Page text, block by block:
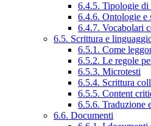
6.4.5. Tipologie di
6.4.6. Ontologie e
6.4.7. Vocabolari
6.5. Scrittura e
6.5.1. Come
6.5.2. Le regole
6.5.3. Microtesti
6.5.4. Scrittura
6.5.5. Content
6.5.6. Traduzione
6.6. Documenti